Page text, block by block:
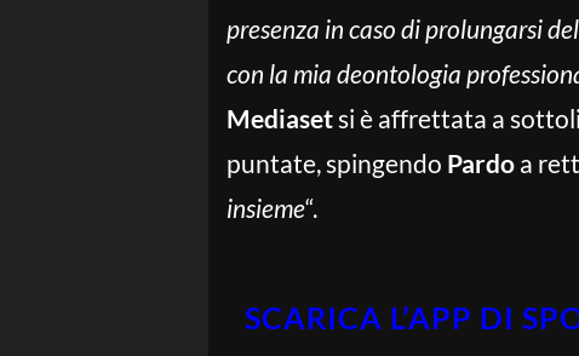
presenza in caso di prolungarsi
con la mia deontologia
Mediasetsi è affrettata a
puntate, spingendo Pardo a
insieme“.
SCARICA L’APP DI